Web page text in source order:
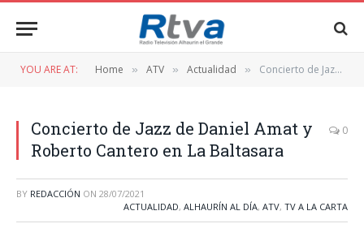
YOU ARE AT: Home » ATV » Actualidad » Concierto de Jazz de Daniel Amat y Roberto Cantero en La Baltasara
Concierto de Jazz de Daniel Amat y
Roberto Cantero en La Baltasara
0
BY REDACCIÓN ON 28/07/2021
ACTUALIDAD, ALHAURÍN AL DÍA, ATV, TV A LA CARTA